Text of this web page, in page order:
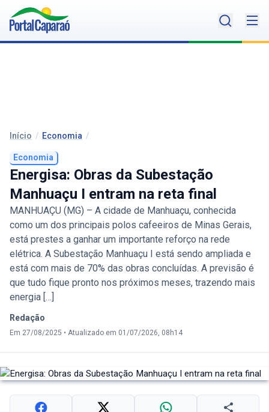
Início / Economia /
Economia
Energisa: Obras da Subestação
Manhuaçu I entram na reta final
MANHUAÇU (MG) – A cidade de Manhuaçu, conhecida
como um dos principais polos cafeeiros de Minas Gerais,
está prestes a ganhar um importante reforço na rede
elétrica. A Subestação Manhuaçu I está sendo ampliada e
está com mais de 70% das obras concluídas. A previsão é
que tudo fique pronto nos próximos meses, trazendo mais
energia […]
Redação
Em 27/08/2025 • Atualizado em 01/07/2026, 08h14